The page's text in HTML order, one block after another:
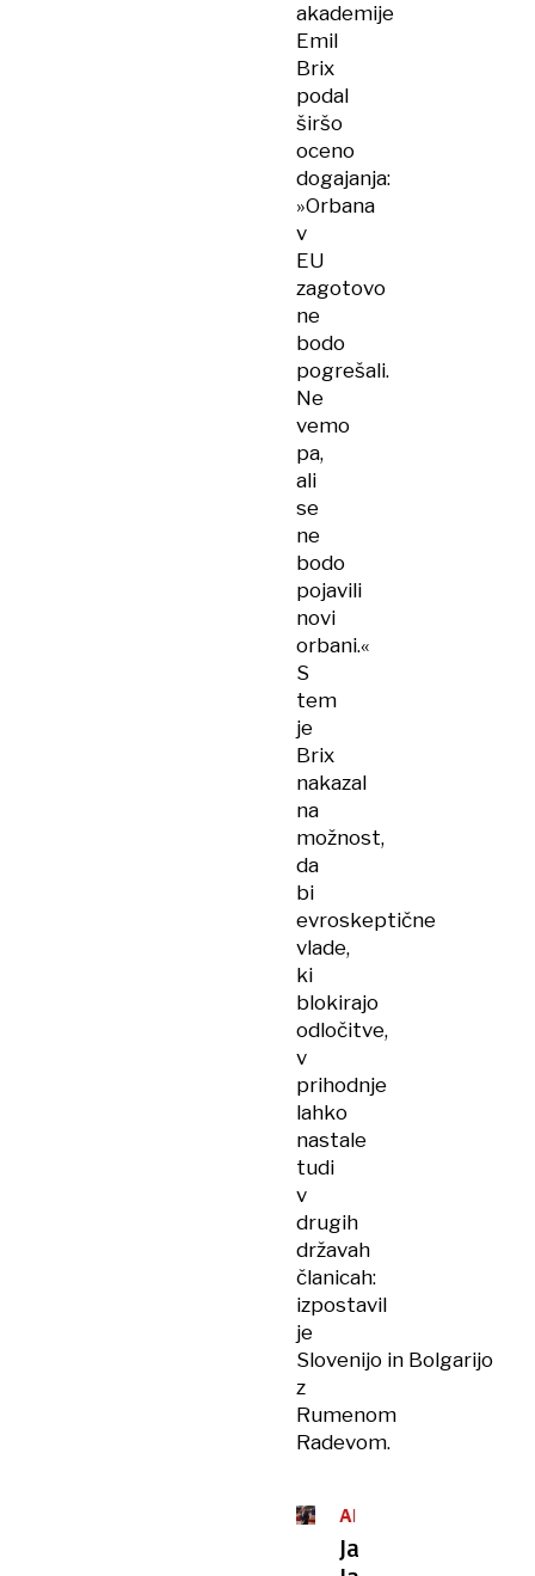
akademije
Emil
Brix
podal
širšo
oceno
dogajanja:
»Orbana
v
EU
zagotovo
ne
bodo
pogrešali.
Ne
vemo
pa,
ali
se
ne
bodo
pojavili
novi
orbani.«
S
tem
je
Brix
nakazal
na
možnost,
da
bi
evroskeptične
vlade,
ki
blokirajo
odločitve,
v
prihodnje
lahko
nastale
tudi
v
drugih
državah
članicah:
izpostavil
je
Slovenijo in Bolgarijo
z
Rumenom
Radevom.
ANALIZA
Janez